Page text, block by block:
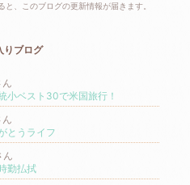
と、このブログの更新情報が届きます。
りブログ
小ベスト30で米国旅行！
とうライフ
ん
勤払拭